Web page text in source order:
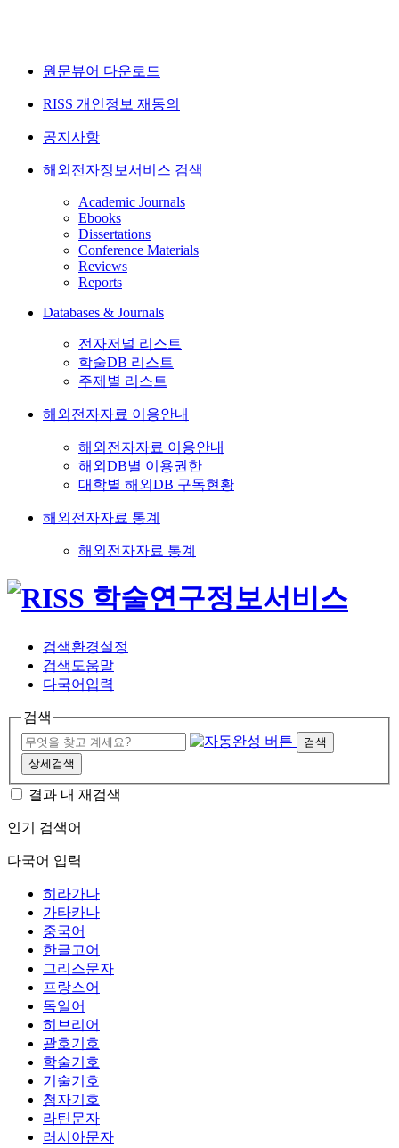
원문뷰어 다운로드
RISS 개인정보 재동의
공지사항
해외전자정보서비스 검색
Academic Journals
Ebooks
Dissertations
Conference Materials
Reviews
Reports
Databases & Journals
전자저널 리스트
학술DB 리스트
주제별 리스트
해외전자자료 이용안내
해외전자자료 이용안내
해외DB별 이용권한
대학별 해외DB 구독현황
해외전자자료 통계
해외전자자료 통계
검색환경설정
검색도움말
다국어입력
검색
검색
상세검색
결과 내 재검색
인기 검색어
다국어 입력
히라가나
가타카나
중국어
한글고어
그리스문자
프랑스어
독일어
히브리어
괄호기호
학술기호
기술기호
첨자기호
라틴문자
러시아문자